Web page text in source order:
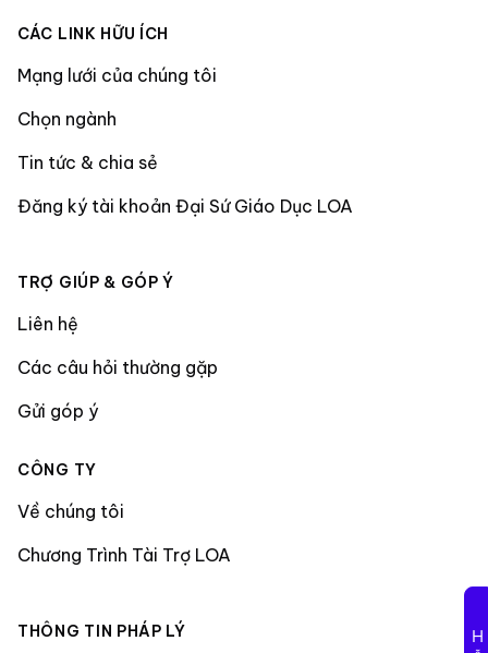
CÁC LINK HỮU ÍCH
Mạng lưới của chúng tôi
Chọn ngành
Tin tức & chia sẻ
Đăng ký tài khoản Đại Sứ Giáo Dục LOA
TRỢ GIÚP & GÓP Ý
Liên hệ
Các câu hỏi thường gặp
Gửi góp ý
CÔNG TY
Về chúng tôi
Chương Trình Tài Trợ LOA
THÔNG TIN PHÁP LÝ